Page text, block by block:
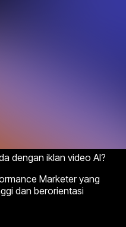
dengan iklan video AI?
Marketer yang
dan berorientasi